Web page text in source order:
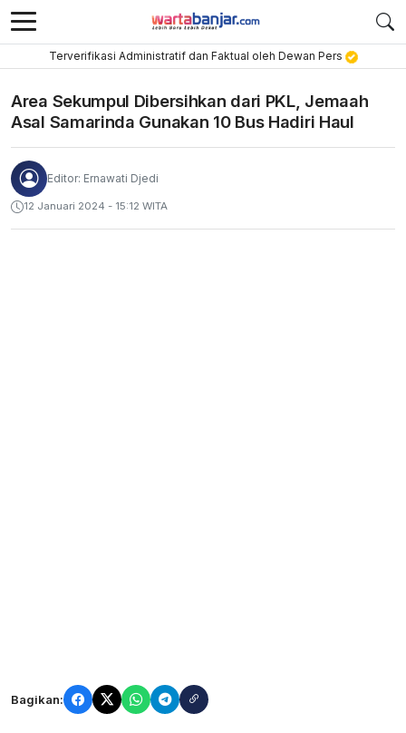
Terverifikasi Administratif dan Faktual oleh Dewan Pers
Area Sekumpul Dibersihkan dari PKL, Jemaah
Asal Samarinda Gunakan 10 Bus Hadiri Haul
Editor: Ernawati Djedi
12 Januari 2024 - 15:12 WITA
Bagikan: